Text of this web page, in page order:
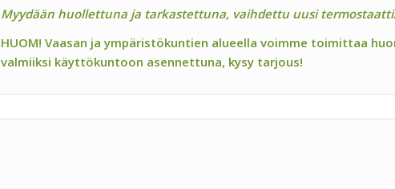
Myydään huollettuna ja tarkastettuna, vaihdettu uusi
HUOM! Vaasan ja ympäristökuntien alueella voimme toimittaa
valmiiksi käyttökuntoon asennettuna, kysy tarjous!